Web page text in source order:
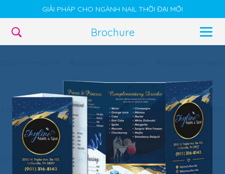
GIẢI PHÁP CHO NGÀNH NAIL THỜI ĐẠI MỚI
Brochure